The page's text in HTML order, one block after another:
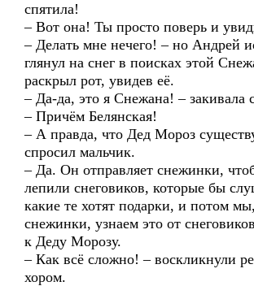
спятила!
– Вот она! Ты просто поверь и
– Делать мне нечего! – но Андрей
глянул на снег в поисках этой
раскрыл рот, увидев её.
– Да-да, это я Снежана! – закивала
– Причём Белянская!
– А правда, что Дед Мороз
спросил мальчик.
– Да. Он отправляет снежинки,
лепили снеговиков, которые бы
какие те хотят подарки, и потом мы,
снежинки, узнаем это от
к Деду Морозу.
– Как всё сложно! – воскликнули
хором.